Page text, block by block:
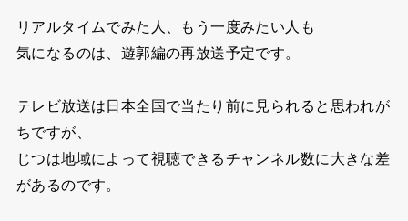
リアルタイムでみた人、もう一度みたい人も
気になるのは、遊郭編の再放送予定です。
テレビ放送は日本全国で当たり前に見られると 思われが
ちですが、
じつは地域によって視聴できるチャンネル数に大きな差
があるのです。